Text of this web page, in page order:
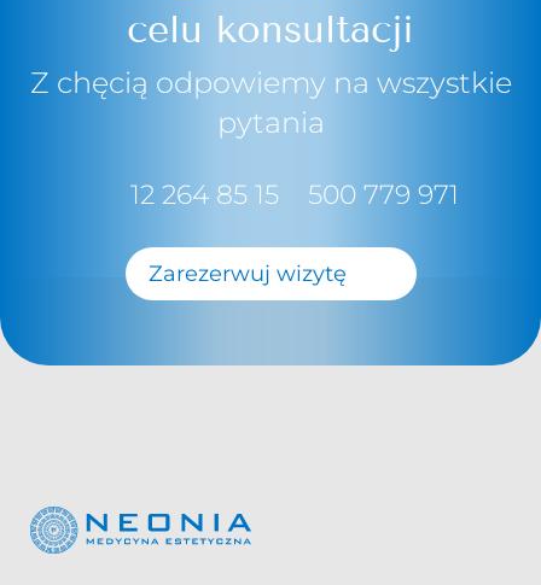
celu konsultacji
Z chęcią odpowiemy na wszystkie
pytania
12 264 85 15 500 779 971
Zarezerwuj wizytę